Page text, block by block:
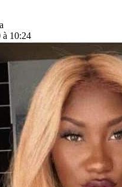
à 10:24